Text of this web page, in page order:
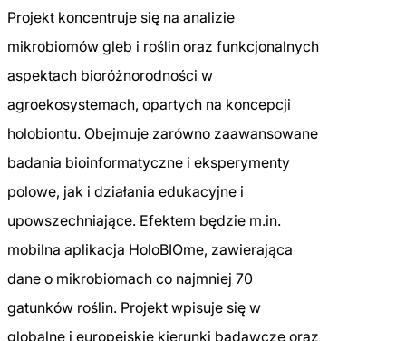
Projekt koncentruje się na analizie
mikrobiomów gleb i roślin oraz funkcjonalnych
aspektach bioróżnorodności w
agroekosystemach, opartych na koncepcji
holobiontu. Obejmuje zarówno zaawansowane
badania bioinformatyczne i eksperymenty
polowe, jak i działania edukacyjne i
upowszechniające. Efektem będzie m.in.
mobilna aplikacja HoloBIOme, zawierająca
dane o mikrobiomach co najmniej 70
gatunków roślin. Projekt wpisuje się w
globalne i europejskie kierunki badawcze oraz